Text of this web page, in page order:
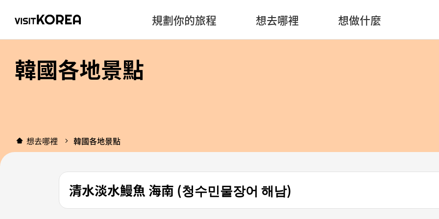
規劃你的旅程 想去哪裡 想做什麼
韓國各地景點
想去哪裡 韓國各地景點
清水淡水鰻魚 海南 (청수민물장어 해남)